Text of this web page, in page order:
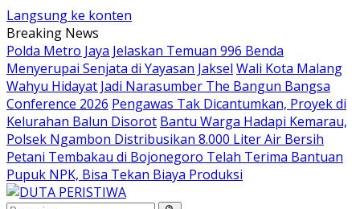
Langsung ke konten
Breaking News
Polda Metro Jaya Jelaskan Temuan 996 Benda
Menyerupai Senjata di Yayasan Jaksel Wali Kota Malang
Wahyu Hidayat Jadi Narasumber The Bangun Bangsa
Conference 2026 Pengawas Tak Dicantumkan, Proyek di
Kelurahan Balun Disorot Bantu Warga Hadapi Kemarau,
Polsek Ngambon Distribusikan 8.000 Liter Air Bersih
Petani Tembakau di Bojonegoro Telah Terima Bantuan
Pupuk NPK, Bisa Tekan Biaya Produksi